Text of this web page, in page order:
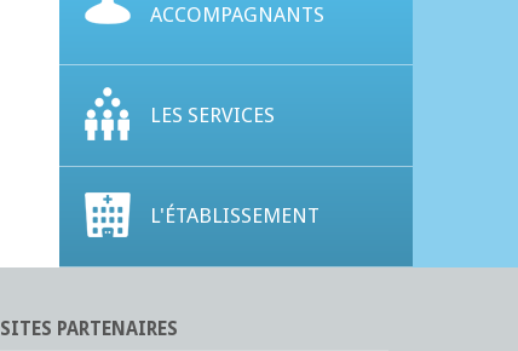
ACCOMPAGNANTS
LES SERVICES
L'ÉTABLISSEMENT
SITES PARTENAIRES